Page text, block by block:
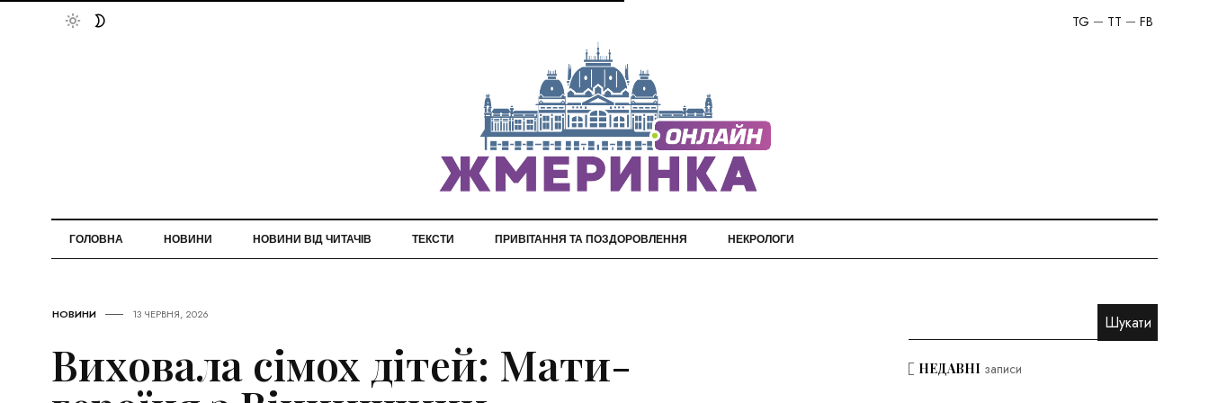
FB
TT
TG
ГОЛОВНА НОВИНИ НОВИНИ ВІД ЧИТАЧІВ ТЕКСТИ ПРИВІТАННЯ ТА ПОЗДОРОВЛЕННЯ НЕКРОЛОГИ
НОВИНИ 13 ЧЕРВНЯ, 2026
Виховала сімох дітей: Мати- НЕДАВНІ записи